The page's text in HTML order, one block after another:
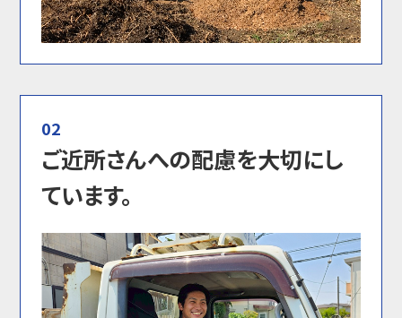
02
ご近所さんへの配慮を大切にし
ています。